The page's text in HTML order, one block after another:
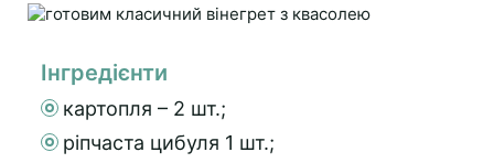
Інгредієнти
картопля – 2 шт.;
ріпчаста цибуля 1 шт.;